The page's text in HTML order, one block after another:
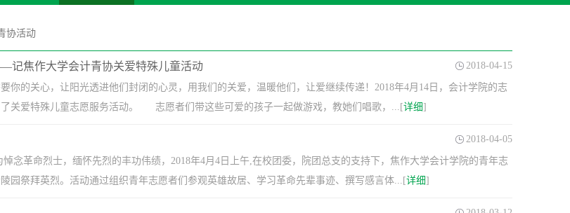
协活动
记焦作大学会计青协关爱特殊儿童活动 2018-04-15
你的关心，让阳光透进他们封闭的心灵，用我们的关爱，温暖他们，让爱继续传递！2018年4月14日，会计学院的志
了关爱特殊儿童志愿服务活动。 志愿者们带这些可爱的孩子一起做游戏，教她们唱歌，...[详细]
2018-04-05
念革命烈士，缅怀先烈的丰功伟绩，2018年4月4日上午,在校团委，院团总支的支持下，焦作大学会计学院的青年志
园祭拜英烈。活动通过组织青年志愿者们参观英雄故居、学习革命先辈事迹、撰写感言体...[详细]